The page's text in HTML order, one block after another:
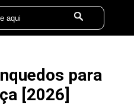
para
[2026]